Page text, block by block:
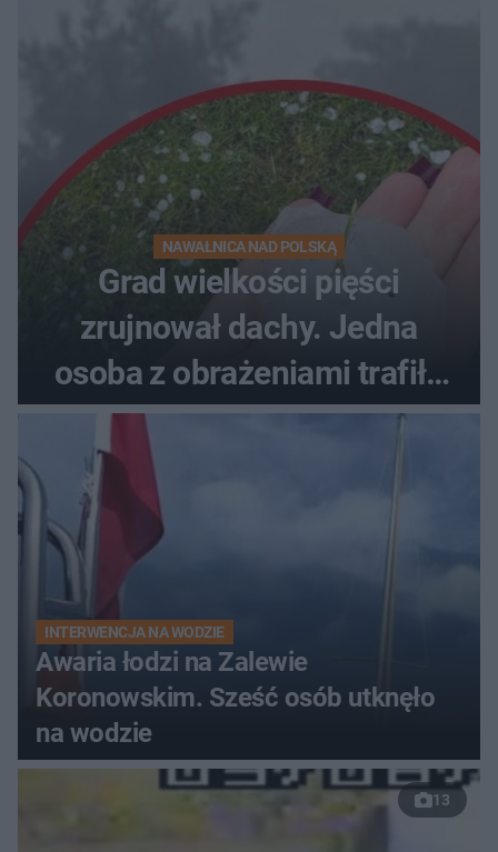
NAWAŁNICA NAD POLSKĄ
Grad wielkości pięści
zrujnował dachy. Jedna
osoba z obrażeniami trafiła
do szpitala
INTERWENCJA NA WODZIE
Awaria łodzi na Zalewie
Koronowskim. Sześć osób utknęło
na wodzie
13